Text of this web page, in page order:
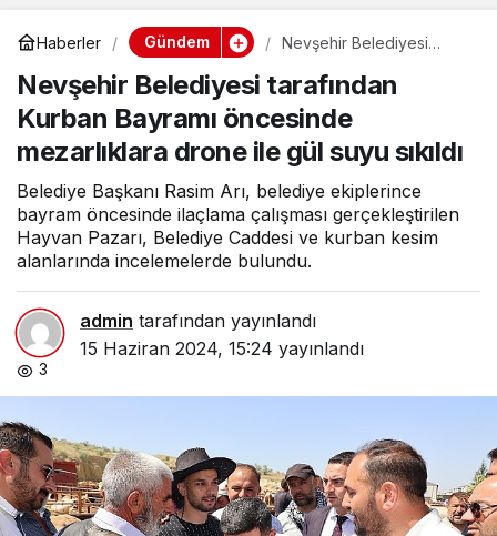
Haberler Gündem
Nevşehir Belediyesi
Bayramı öncesinde
mezarlıklara drone ile gül
suyu sıkıldı
Nevşehir Belediyesi tarafından
Kurban Bayramı öncesinde
mezarlıklara drone ile gül suyu sıkıldı
Belediye Başkanı Rasim Arı, belediye ekiplerince
bayram öncesinde ilaçlama çalışması gerçekleştirilen
Hayvan Pazarı, Belediye Caddesi ve kurban kesim
alanlarında incelemelerde bulundu.
admin tarafından yayınlandı
15 Haziran 2024, 15:24 yayınlandı
3